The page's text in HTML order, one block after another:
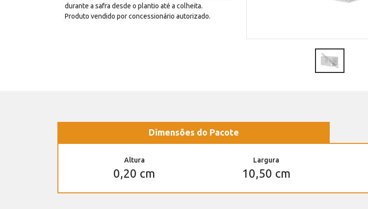
durante a safra desde o plantio até a colheita.
Produto vendido por concessionário autorizado.
Dimensões do Pacote
Altura
0,20 cm
Largura
10,50 cm